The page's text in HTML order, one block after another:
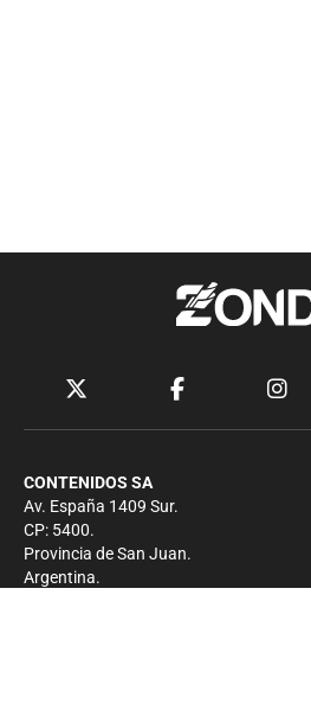
CONTENIDOS SA
Av. España 1409 Sur.
CP: 5400.
Provincia de San Juan.
Argentina.